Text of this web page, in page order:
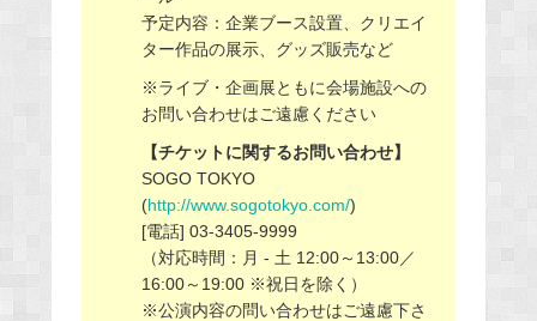
予定内容：企業ブース設置、クリエイ
ター作品の展示、グッズ販売など
※ライブ・企画展ともに会場施設への
お問い合わせはご遠慮ください
【チケットに関するお問い合わせ】
SOGO TOKYO
(http://www.sogotokyo.com/)
[電話] 03-3405-9999
（対応時間：月 - 土 12:00～13:00／
16:00～19:00 ※祝日を除く）
※公演内容の問い合わせはご遠慮下さ